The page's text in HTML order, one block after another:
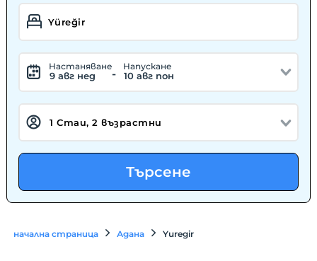
Hастаняване
9 авг нед -
Hапускане
10 авг пон
Търсене
начална страница Адана Yuregir